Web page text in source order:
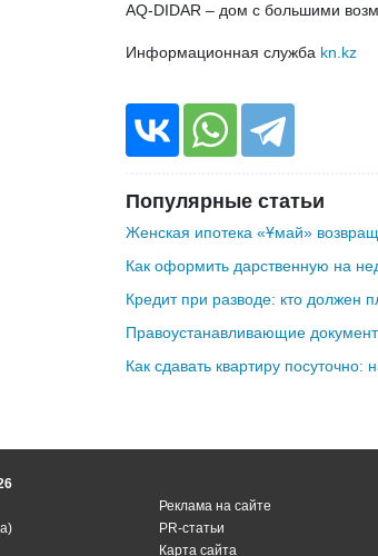
AQ-DIDAR – дом с большими
Информационная служба kn.kz
Популярные статьи
Женская ипотека «Ұмай»
Как оформить дарственную на
Кредит при разводе: кто должен
Правоустанавливающие
Как сдавать квартиру посуточно:
Реклама на сайте
PR-статьи
Карта сайта